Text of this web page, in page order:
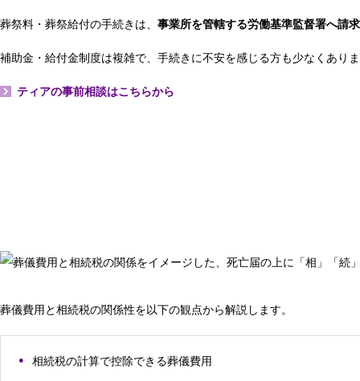
葬祭料・葬祭給付の手続きは、 事業所を管轄する労働基準監督署へ請
補助金・給付金制度は複雑で、手続きに不安を感じる方も少なくあり
ティアの事前相談はこちらから
葬儀費用と相続税の関係性を以下の観点から解説します。
相続税の計算で控除できる葬儀費用